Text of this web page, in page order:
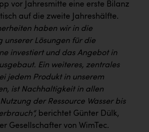
vor Jahresmitte eine erste Bilanz
auf die zweite Jahreshälfte.
haben wir in die
unserer Lösungen für die
investiert und das Angebot in
Ein weiteres, zentrales
jedem Produkt in unserem
ist Nachhaltigkeit in allen
der Ressource Wasser bis
berichtet Günter Dülk,
Gesellschafter von WimTec.